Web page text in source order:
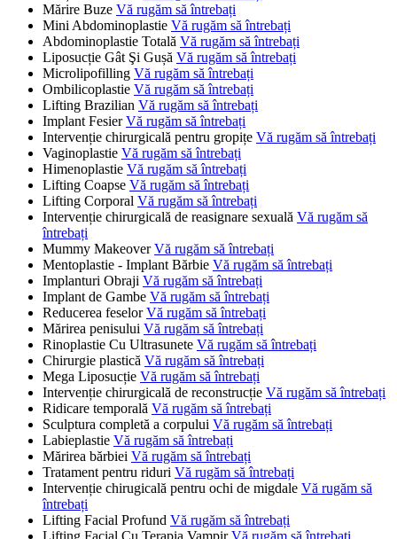
Mărire Buze Vă rugăm să întrebați
Mini Abdominoplastie Vă rugăm să întrebați
Abdominoplastie Totală Vă rugăm să întrebați
Liposucție Gât Şi Gușă Vă rugăm să întrebați
Microlipofilling Vă rugăm să întrebați
Ombilicoplastie Vă rugăm să întrebați
Lifting Brazilian Vă rugăm să întrebați
Implant Fesier Vă rugăm să întrebați
Intervenție chirurgicală pentru gropițe Vă rugăm să întrebați
Vaginoplastie Vă rugăm să întrebați
Himenoplastie Vă rugăm să întrebați
Lifting Coapse Vă rugăm să întrebați
Lifting Corporal Vă rugăm să întrebați
Intervenție chirurgicală de reasignare sexuală Vă rugăm să
întrebați
Mummy Makeover Vă rugăm să întrebați
Mentoplastie - Implant Bărbie Vă rugăm să întrebați
Implanturi Obraji Vă rugăm să întrebați
Implant de Gambe Vă rugăm să întrebați
Reducerea feselor Vă rugăm să întrebați
Mărirea penisului Vă rugăm să întrebați
Rinoplastie Cu Ultrasunete Vă rugăm să întrebați
Chirurgie plastică Vă rugăm să întrebați
Mega Liposucție Vă rugăm să întrebați
Intervenție chirurgicală de reconstrucție Vă rugăm să întrebați
Ridicare temporală Vă rugăm să întrebați
Sculptura completă a corpului Vă rugăm să întrebați
Labieplastie Vă rugăm să întrebați
Mărirea bărbiei Vă rugăm să întrebați
Tratament pentru riduri Vă rugăm să întrebați
Intervenție chirugicală pentru ochi de migdale Vă rugăm să
întrebați
Lifting Facial Profund Vă rugăm să întrebați
Lifting Facial Cu Terapia Vampir Vă rugăm să întrebați